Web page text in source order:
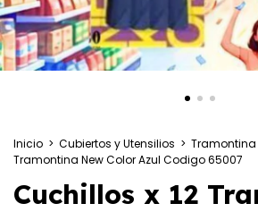
Inicio > Cubiertos y Utensilios > Tramontina
Tramontina New Color Azul Codigo 65007
Cuchillos x 12